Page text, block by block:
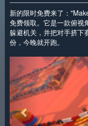
新的限时免费来了：
免费领取。它是一款俯视
躲避机关，并把对手挤下
份，今晚就开跑。